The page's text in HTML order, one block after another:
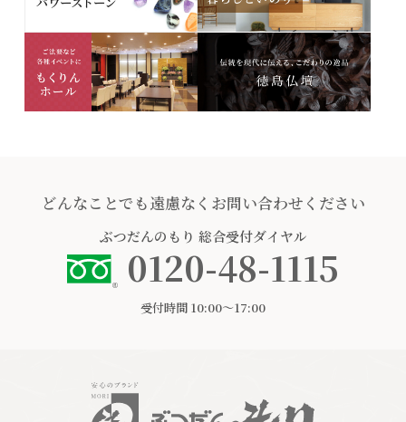
どんなことでも遠慮なくお問い合わせください
ぶつだんのもり 総合受付ダイヤル
0120-48-1115
受付時間 10:00〜17:00